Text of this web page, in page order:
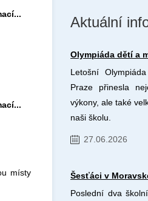
místy
Aktuální
Olympiáda dětí a
Letošní
Praze přinesla
výkony, ale také
naši školu.
27.06.2026
Šesťáci v
Poslední dva